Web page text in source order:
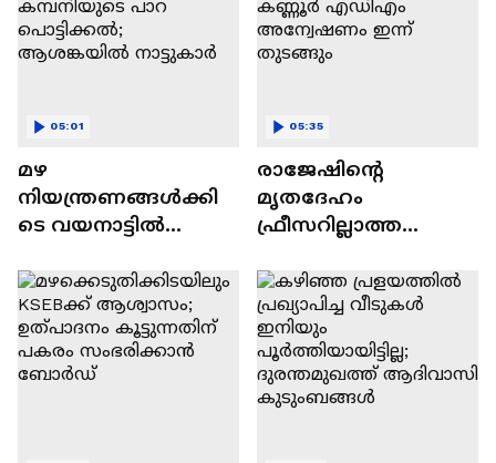
മഴ
നിയന്ത്രണങ്ങൾക്കി
ടെ വയനാട്ടിൽ
പാറ പൊട്ടിക്കൽ;
ആശങ്കയിൽ
നാട്ടുകാര്‍
05:01
രാജേഷിന്റെ
മൃതദേഹം
ഫ്രീസറില്ലാത്ത
സംഭവം; കണ്ണൂര്‍
എഡിഎം
അന്വേഷണം ഇന്ന്
തുടങ്ങും
05:35